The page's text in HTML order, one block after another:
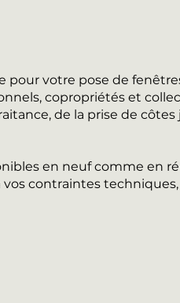
pour votre pose de
copropriétés et
de la prise de côtes
en neuf comme en
contraintes techniques,